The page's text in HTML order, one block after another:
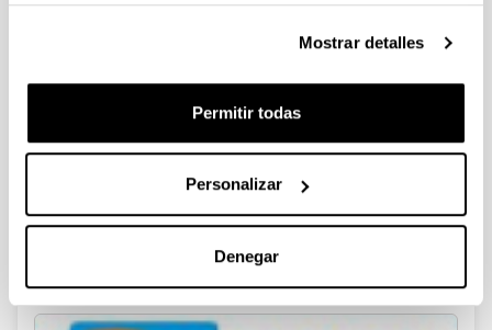
Mostrar detalles
Permitir todas
Personalizar
Denegar
UN ETXEA
Garabide